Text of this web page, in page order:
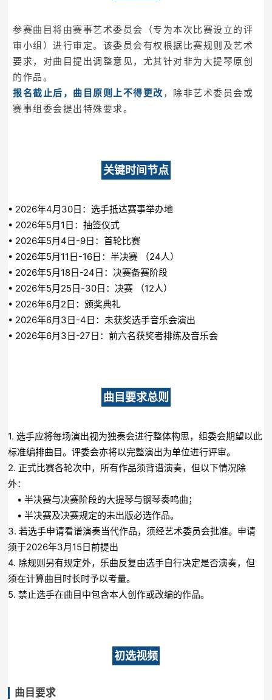
参赛曲目将由赛事艺术委员会（专为本次比赛设立的评
审小组）进行审定。该委员会有权根据比赛规则及艺术
要求，对曲目提出调整意见，尤其针对非为大提琴原创
的作品。
报名截止后，曲目原则上不得更改 ，除非艺术委员会或
赛事组委会提出特殊要求。
关键时间节点
• 2026年4月30日：选手抵达赛事举办地
• 2026年5月1日：抽签仪式
• 2026年5月4日-9日：首轮比赛
• 2026年5月11日-16日：半决赛 （24人）
• 2026年5月18日-24日：决赛备赛阶段
• 2026年5月25日-30日：决赛 （12人）
• 2026年6月2日：颁奖典礼
• 2026年6月3日-4日：未获奖选手音乐会演出
• 2026年6月3日-27日：前六名获奖者排练及音乐会
曲目要求总则
1. 选手应将每场演出视为独奏会进行整体构思，组委会期望以此
标准编排曲目。评委会亦将以完整演出为单位进行评审。
2. 正式比赛各轮次中，所有作品须背谱演奏，但以下情况除
外：
• 半决赛与决赛阶段的大提琴与钢琴奏鸣曲；
• 半决赛及决赛规定的未出版必选作品。
3. 若选手申请看谱演奏当代作品，须经艺术委员会批准。申请
须于2026年3月15日前提出
4. 除规则另有规定外，乐曲反复由选手自行决定是否演奏，但
须在计算曲目时长时予以考量。
5. 禁止选手在曲目中包含本人创作或改编的作品。
初选视频
曲目要求